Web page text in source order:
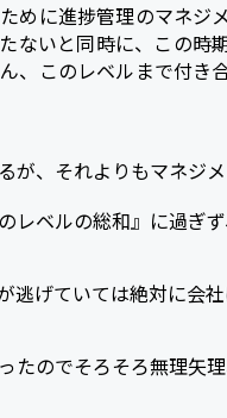
めに進捗管理のマネジ
ないと同時に、この
、このレベルまで付き
が、それよりもマネジ
レベルの総和』に過ぎ
逃げていては絶対に会社
たのでそろそろ無理矢